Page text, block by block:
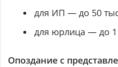
для ИП — до 50
для юрлица — до
Опоздание с